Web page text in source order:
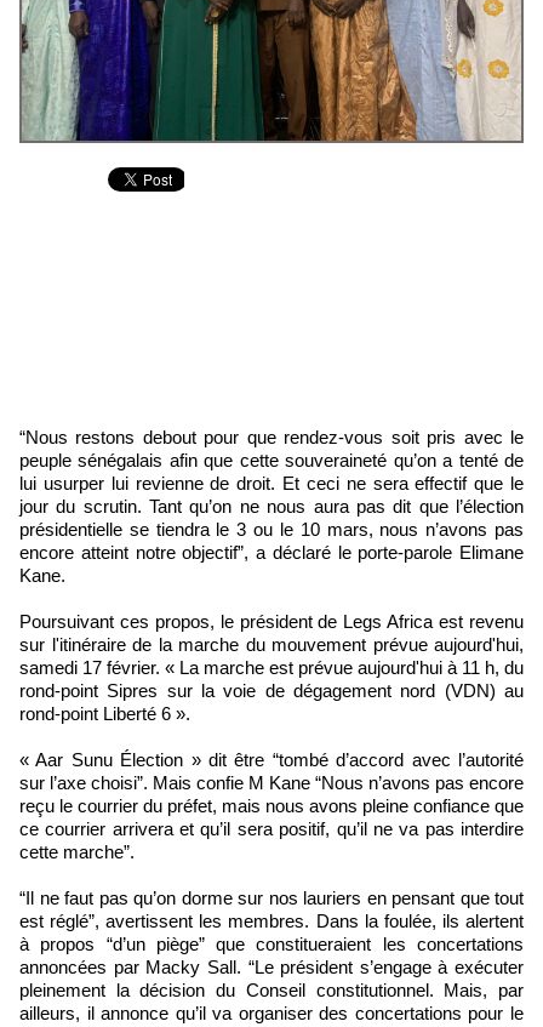
“Nous restons debout pour que rendez-vous soit pris avec le
peuple sénégalais afin que cette souveraineté qu’on a tenté de
lui usurper lui revienne de droit. Et ceci ne sera effectif que le
jour du scrutin. Tant qu’on ne nous aura pas dit que l’élection
présidentielle se tiendra le 3 ou le 10 mars, nous n’avons pas
encore atteint notre objectif”, a déclaré le porte-parole Elimane
Kane.
Poursuivant ces propos, le président de Legs Africa est revenu
sur l'itinéraire de la marche du mouvement prévue aujourd'hui,
samedi 17 février. « La marche est prévue aujourd'hui à 11 h, du
rond-point Sipres sur la voie de dégagement nord (VDN) au
rond-point Liberté 6 ».
« Aar Sunu Élection » dit être “tombé d’accord avec l’autorité
sur l’axe choisi”. Mais confie M Kane “Nous n’avons pas encore
reçu le courrier du préfet, mais nous avons pleine confiance que
ce courrier arrivera et qu’il sera positif, qu’il ne va pas interdire
cette marche”.
“Il ne faut pas qu’on dorme sur nos lauriers en pensant que tout
est réglé”, avertissent les membres. Dans la foulée, ils alertent
à propos “d’un piège” que constitueraient les concertations
annoncées par Macky Sall. “Le président s’engage à exécuter
pleinement la décision du Conseil constitutionnel. Mais, par
ailleurs, il annonce qu’il va organiser des concertations pour le